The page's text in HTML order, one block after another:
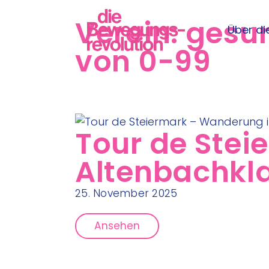
Über
Verein:
von 0-99
Tour de
25. November 2025
Ansehen